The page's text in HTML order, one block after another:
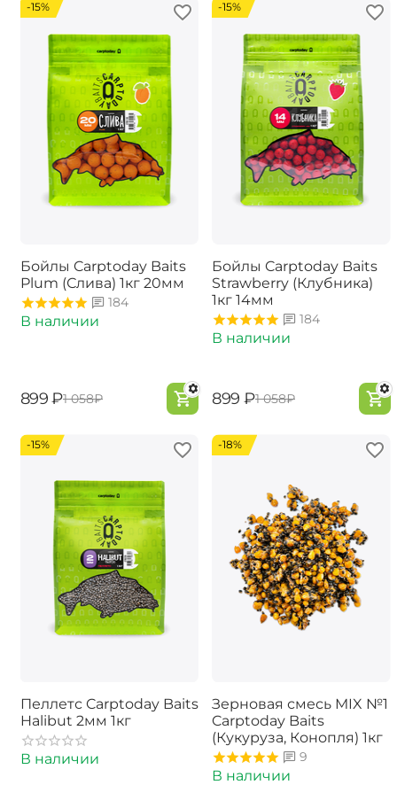
-15%
Бойлы Carptoday Baits
Plum (Слива) 1кг 20мм
184
В наличии
‍899‍ ₽‍1 058‍₽
-15%
Бойлы Carptoday Baits
Strawberry (Клубника)
1кг 14мм
184
В наличии
‍899‍ ₽‍1 058‍₽
-15%
Пеллетс Carptoday Baits
Halibut 2мм 1кг
В наличии
-18%
Зерновая смесь MIX №1
Carptoday Baits
(Кукуруза, Конопля) 1кг
9
В наличии